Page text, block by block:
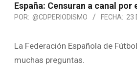
España: Censuran a canal por
POR: @CDPERIODISMO FECHA: 23
La Federación Española de Fútbol
muchas preguntas.